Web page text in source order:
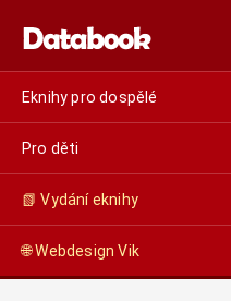
Eknihy pro dospělé
Pro děti
📗 Vydání eknihy
🌐 Webdesign Vik